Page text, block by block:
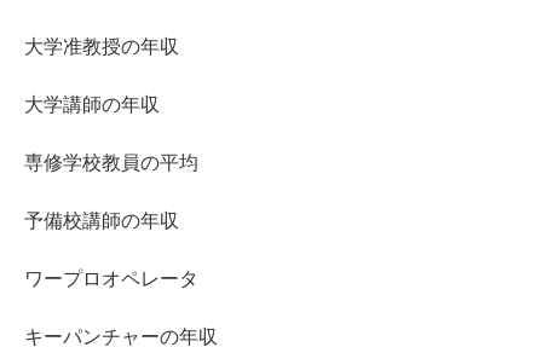
大学准教授の年収
大学講師の年収
専修学校教員の平均
予備校講師の年収
ワープロオペレータ
キーパンチャーの年収